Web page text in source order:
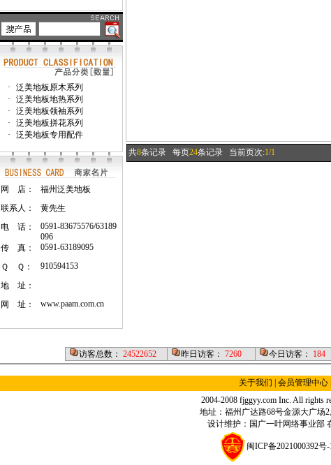
·
泛美地板原木系列
·
泛美地板地热系列
·
泛美地板领袖系列
·
泛美地板拼花系列
·
泛美地板专用配件
网 店：
福州泛美地板
联系人：
黄先生
电 话：
0591-83675576/63189
096
传 真：
0591-63189095
Ｑ Ｑ：
910594153
地 址：
网 址：
www.paam.com.cn
共8条记录 每页24条记录 当前页次:1/1
访客总数： 24522652 昨日访客： 7260 今日访客： 184
关于我们 会员管理中心
2004-2008 fjggyy.com Inc. All rights
地址：福州广达路68号金源大广场
设计维护：国广一叶网络事业部
闽ICP备2021000392号-